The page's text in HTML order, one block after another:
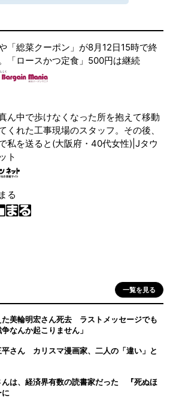
「総菜クーポン」が8月12日15時で終
「ロースかつ定食」500円は継続
ん中で歩けなくなった所を抱えて移動
くれた工事現場のスタッフ。その後、
私を送ると(大阪府・40代女性)|Jタウ
ト
る
一覧を見る
た美輪明宏さん死去 ラストメッセージでも
なんか起こりません」
平さん カリスマ漫画家、二人の「違い」と
んは、経済界有数の読書家だった 『死ぬほ